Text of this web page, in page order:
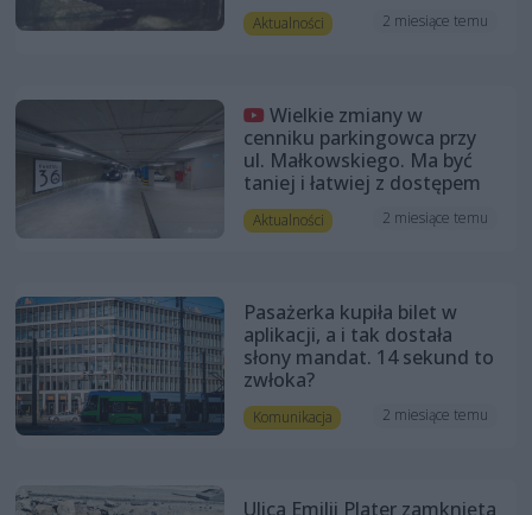
Aktualności 2 miesiące temu
Wielkie zmiany w
cenniku parkingowca przy
ul. Małkowskiego. Ma być
taniej i łatwiej z dostępem
Aktualności 2 miesiące temu
Pasażerka kupiła bilet w
aplikacji, a i tak dostała
słony mandat. 14 sekund to
zwłoka?
Komunikacja 2 miesiące temu
Ulica Emilii Plater zamknięta